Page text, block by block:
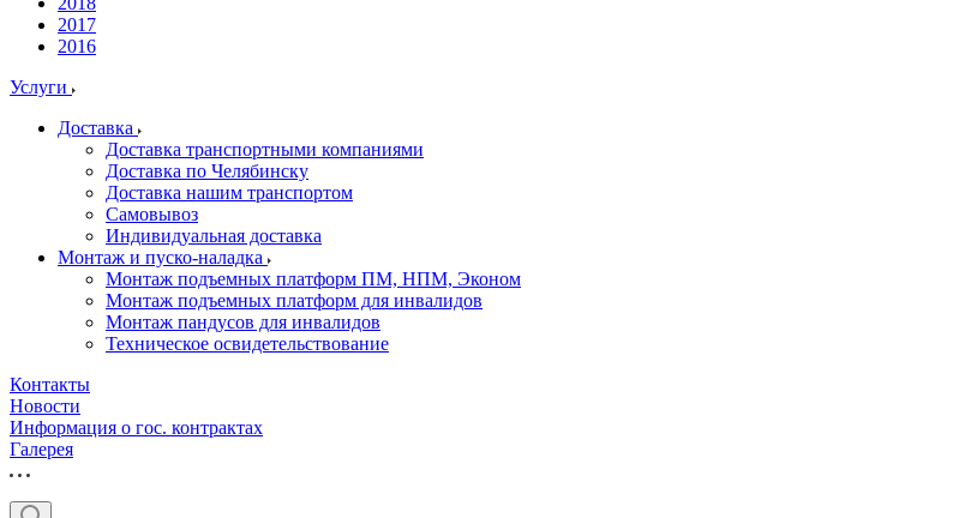
2017
2016
Услуги
Доставка
Доставка транспортными компаниями
Доставка по Челябинску
Доставка нашим транспортом
Самовывоз
Индивидуальная доставка
Монтаж и пуско-наладка
Монтаж подъемных платформ ПМ, НПМ, Эконом
Монтаж подъемных платформ для инвалидов
Монтаж пандусов для инвалидов
Техническое освидетельствование
Контакты
Новости
Информация о гос. контрактах
Галерея